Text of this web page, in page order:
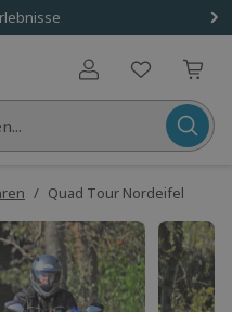
Benutzerkonto
/ Quad Tour Nordeifel